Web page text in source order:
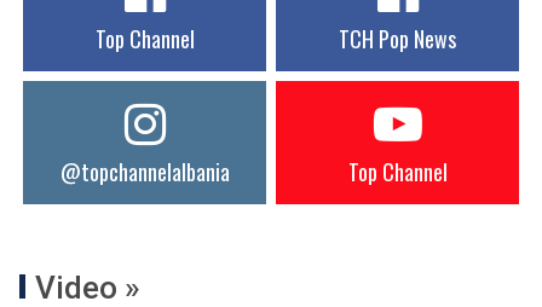
Top Channel TCH Pop News
@topchannelalbania Top Channel
Video »